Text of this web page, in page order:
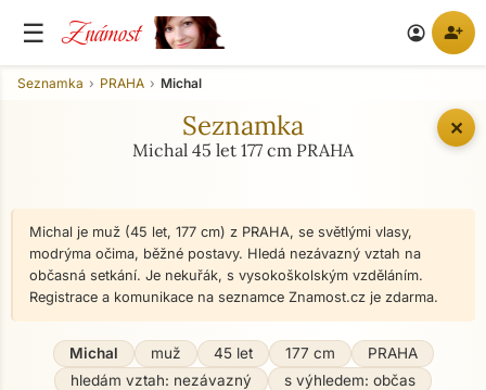
☰ Známost account_circle person_add
✕
Seznamka PRAHA Michal
Seznamka
Michal 45 let 177 cm PRAHA
Michal je muž (45 let, 177 cm) z PRAHA, se světlými vlasy,
modrýma očima, běžné postavy. Hledá nezávazný vztah na
občasná setkání. Je nekuřák, s vysokoškolským vzděláním.
Registrace a komunikace na seznamce Znamost.cz je zdarma.
Michal muž 45 let 177 cm
PRAHA
hledám vztah: nezávazný
s výhledem: občas